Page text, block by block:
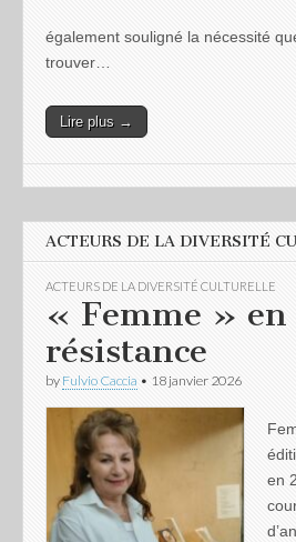
également souligné la nécessité
trouver…
Lire plus →
ACTEURS DE LA DIVERSITÉ
ACTEURS DE LA DIVERSITÉ CULTURELLE
« Femme » en
résistance
by Fulvio Caccia • 18 janvier 2026
en